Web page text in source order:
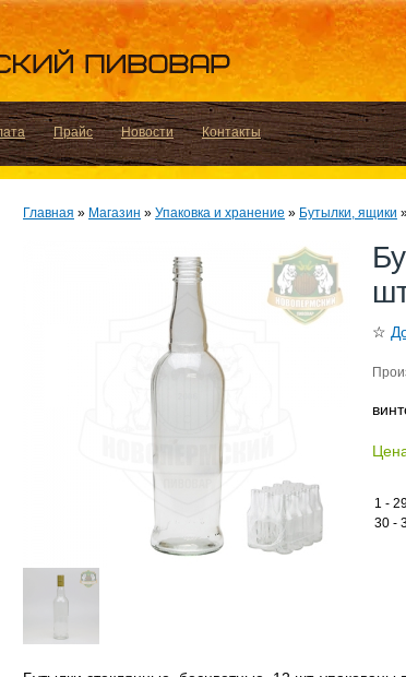
Прайс Новости Контакты
Главная » Магазин » Упаковка и хранение » Бутылки, ящики
☆
1 -
30 -